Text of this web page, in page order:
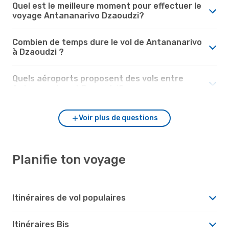
Quel est le meilleure moment pour effectuer le
voyage Antananarivo Dzaoudzi?
Combien de temps dure le vol de Antananarivo
à Dzaoudzi ?
Quels aéroports proposent des vols entre
Voir plus de questions
Planifie ton voyage
Itinéraires de vol populaires
Itinéraires Bis